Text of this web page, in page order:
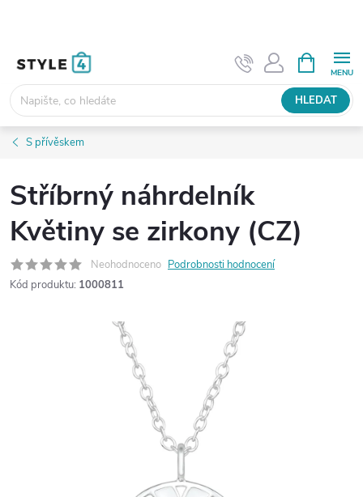
HLEDAT
NÁKUPNÍ
KOŠÍK
S přívěskem
Stříbrný náhrdelník
Květiny se zirkony (CZ)
Neohodnoceno Podrobnosti hodnocení
Kód produktu: 1000811